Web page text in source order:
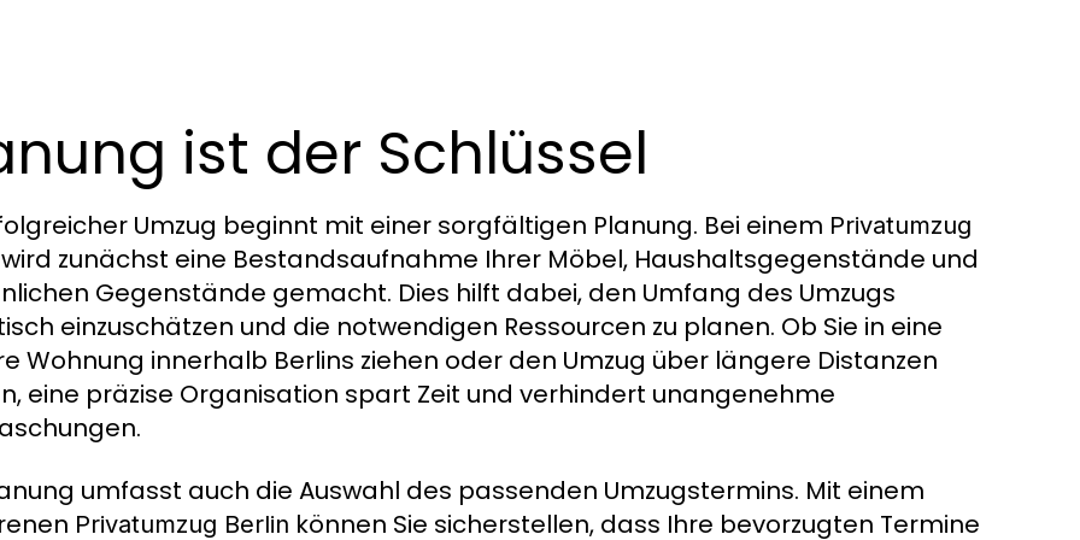
ist der Schlüssel
Umzug beginnt mit einer sorgfältigen Planung. Bei einem Privatumzug
zunächst eine Bestandsaufnahme Ihrer Möbel, Haushaltsgegenstände und
Gegenstände gemacht. Dies hilft dabei, den Umfang des Umzugs
einzuschätzen und die notwendigen Ressourcen zu planen. Ob Sie in eine
Wohnung innerhalb Berlins ziehen oder den Umzug über längere Distanzen
eine präzise Organisation spart Zeit und verhindert unangenehme
umfasst auch die Auswahl des passenden Umzugstermins. Mit einem
Privatumzug Berlin können Sie sicherstellen, dass Ihre bevorzugten Termine